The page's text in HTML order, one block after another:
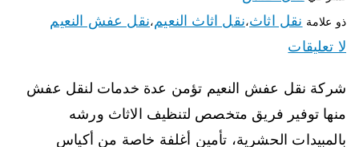
ذو علامة نقل اثاث،نقل اثاث النعيم،نقل عفش النعيم
لا تعليقات
شركة نقل عفش النعيم تؤمن عدة خدمات لنقل عفش
منها توفير فريق متخصص لتنظيف الاثاث ورشه
بالمبيدات الحشرية، تأمين أغلفة خاصة من أكياس